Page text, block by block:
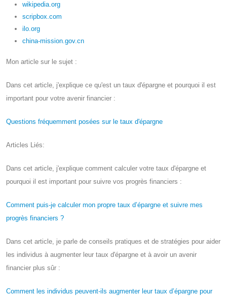
wikipedia.org
scripbox.com
ilo.org
china-mission.gov.cn
Mon article sur le sujet :
Dans cet article, j'explique ce qu'est un taux d'épargne et pourquoi il est
important pour votre avenir financier :
Questions fréquemment posées sur le taux d'épargne
Articles Liés:
Dans cet article, j'explique comment calculer votre taux d'épargne et
pourquoi il est important pour suivre vos progrès financiers :
Comment puis-je calculer mon propre taux d’épargne et suivre mes
progrès financiers ?
Dans cet article, je parle de conseils pratiques et de stratégies pour aider
les individus à augmenter leur taux d'épargne et à avoir un avenir
financier plus sûr :
Comment les individus peuvent-ils augmenter leur taux d’épargne pour